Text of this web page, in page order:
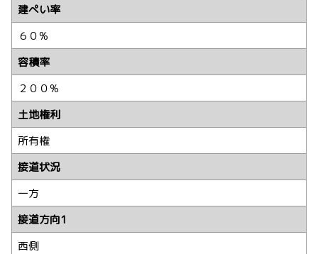
建ぺい率
６０%
容積率
２００%
土地権利
所有権
接道状況
一方
接道方向1
西側